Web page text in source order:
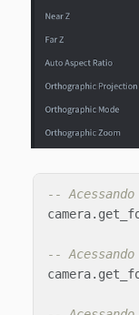
--
camera.
--
camera.